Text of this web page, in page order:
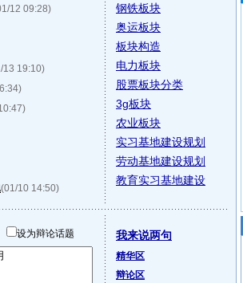
12 09:28)
13 19:10)
(01/10 14:50)
钢铁板块
奥运板块
板块构造
电力板块
股票板块分类
3g板块
农业板块
实习基地建设规划
劳动基地建设规划
教育实习基地建设
设为辩论话题 我来说两句
精华区
辩论区